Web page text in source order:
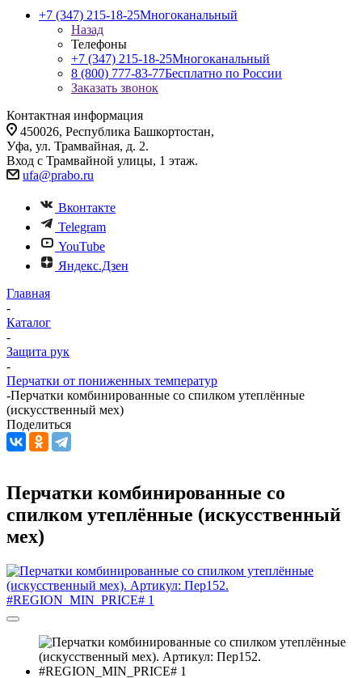
+7 (347) 215-18-25Многоканальный
Назад
Телефоны
+7 (347) 215-18-25Многоканальный
8 (800) 777-83-77Бесплатно по России
Заказать звонок
Контактная информация
450026, Республика Башкортостан,
Уфа, ул. Трамвайная, д. 2.
Вход с Трамвайной улицы, 1 этаж.
ufa@prabo.ru
Вконтакте
Telegram
YouTube
Яндекс.Дзен
Главная
-
Каталог
-
Защита рук
-
Перчатки от пониженных температур
-Перчатки комбинированные со спилком утеплённые
(искусственный мех)
Поделиться
Перчатки комбинированные со
спилком утеплённые (искусственный
мех)